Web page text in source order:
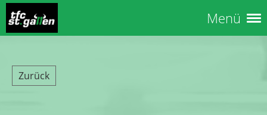
Menü
Zurück